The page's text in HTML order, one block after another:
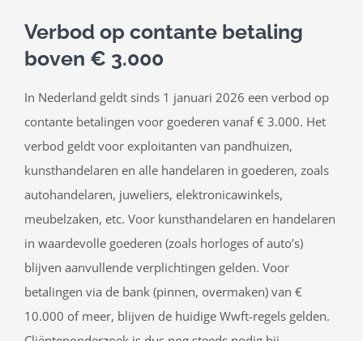
Verbod op contante betaling
boven € 3.000
In Nederland geldt sinds 1 januari 2026 een verbod op
contante betalingen voor goederen vanaf € 3.000. Het
verbod geldt voor exploitanten van pandhuizen,
kunsthandelaren en alle handelaren in goederen, zoals
autohandelaren, juweliers, elektronicawinkels,
meubelzaken, etc. Voor kunsthandelaren en handelaren
in waardevolle goederen (zoals horloges of auto’s)
blijven aanvullende verplichtingen gelden. Voor
betalingen via de bank (pinnen, overmaken) van €
10.000 of meer, blijven de huidige Wwft-regels gelden.